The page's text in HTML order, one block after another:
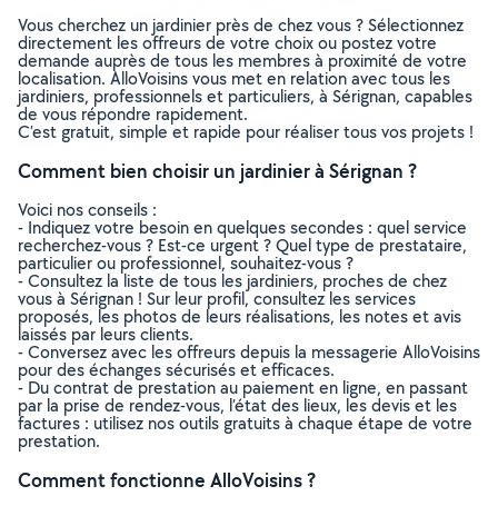
Vous cherchez un jardinier près de chez vous ? Sélectionnez
directement les offreurs de votre choix ou postez votre
demande auprès de tous les membres à proximité de votre
localisation. AlloVoisins vous met en relation avec tous les
jardiniers, professionnels et particuliers, à Sérignan, capables
de vous répondre rapidement.
C’est gratuit, simple et rapide pour réaliser tous vos projets !
Comment bien choisir un jardinier à Sérignan ?
Voici nos conseils :
- Indiquez votre besoin en quelques secondes : quel service
recherchez-vous ? Est-ce urgent ? Quel type de prestataire,
particulier ou professionnel, souhaitez-vous ?
- Consultez la liste de tous les jardiniers, proches de chez
vous à Sérignan ! Sur leur profil, consultez les services
proposés, les photos de leurs réalisations, les notes et avis
laissés par leurs clients.
- Conversez avec les offreurs depuis la messagerie AlloVoisins
pour des échanges sécurisés et efficaces.
- Du contrat de prestation au paiement en ligne, en passant
par la prise de rendez-vous, l’état des lieux, les devis et les
factures : utilisez nos outils gratuits à chaque étape de votre
prestation.
Comment fonctionne AlloVoisins ?